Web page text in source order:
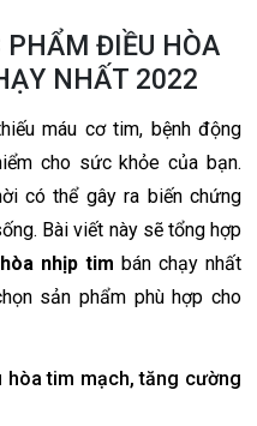
PHẨM ĐIỀU HÒA
NHẤT 2022
máu cơ tim, bệnh động
cho sức khỏe của bạn.
có thể gây ra biến chứng
Bài viết này sẽ tổng hợp
nhịp tim bán chạy nhất
sản phẩm phù hợp cho
hòa tim mạch, tăng cường